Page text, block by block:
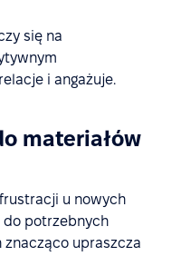
się na
i angażuje.
materiałów
u nowych
potrzebnych
upraszcza